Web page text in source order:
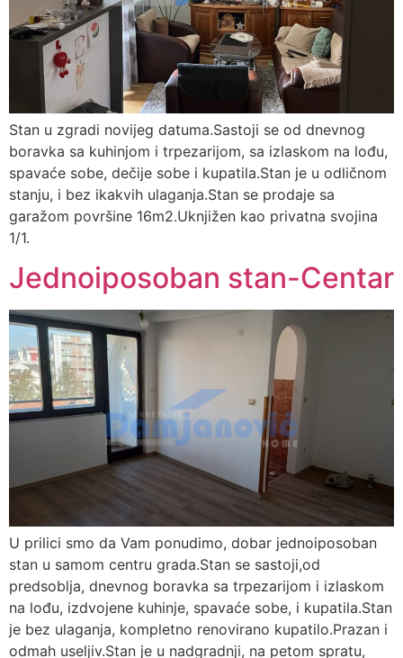
Stan u zgradi novijeg datuma.Sastoji se od dnevnog
boravka sa kuhinjom i trpezarijom, sa izlaskom na lođu,
spavaće sobe, dečije sobe i kupatila.Stan je u odličnom
stanju, i bez ikakvih ulaganja.Stan se prodaje sa
garažom površine 16m2.Uknjižen kao privatna svojina
1/1.
Jednoiposoban stan-Centar
U prilici smo da Vam ponudimo, dobar jednoiposoban
stan u samom centru grada.Stan se sastoji,od
predsoblja, dnevnog boravka sa trpezarijom i izlaskom
na lođu, izdvojene kuhinje, spavaće sobe, i kupatila.Stan
je bez ulaganja, kompletno renovirano kupatilo.Prazan i
odmah useljiv.Stan je u nadgradnji, na petom spratu,